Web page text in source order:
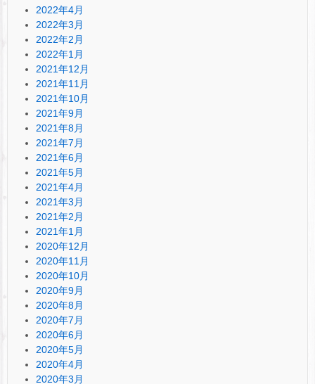
2022年4月
2022年3月
2022年2月
2022年1月
2021年12月
2021年11月
2021年10月
2021年9月
2021年8月
2021年7月
2021年6月
2021年5月
2021年4月
2021年3月
2021年2月
2021年1月
2020年12月
2020年11月
2020年10月
2020年9月
2020年8月
2020年7月
2020年6月
2020年5月
2020年4月
2020年3月